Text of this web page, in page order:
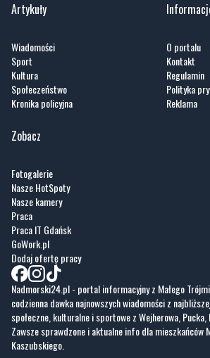
Artykuły
Wiadomości
Sport
Kultura
Społeczeństwo
Kronika policyjna
O portalu
Kontakt
Regulamin
Polityka
Reklama
Zobacz
Fotogalerie
Nasze HotSpoty
Nasze kamery
Praca
Praca IT Gdańsk
GoWork.pl
Dodaj ofertę pracy
Nadmorski24.pl - portal informacyjny z Małego
codzienna dawka najnowszych wiadomości z
społeczne, kulturalne i sportowe z Wejherowa, Pucka,
Zawsze sprawdzone i aktualne info dla mieszkańców
Kaszubskiego.